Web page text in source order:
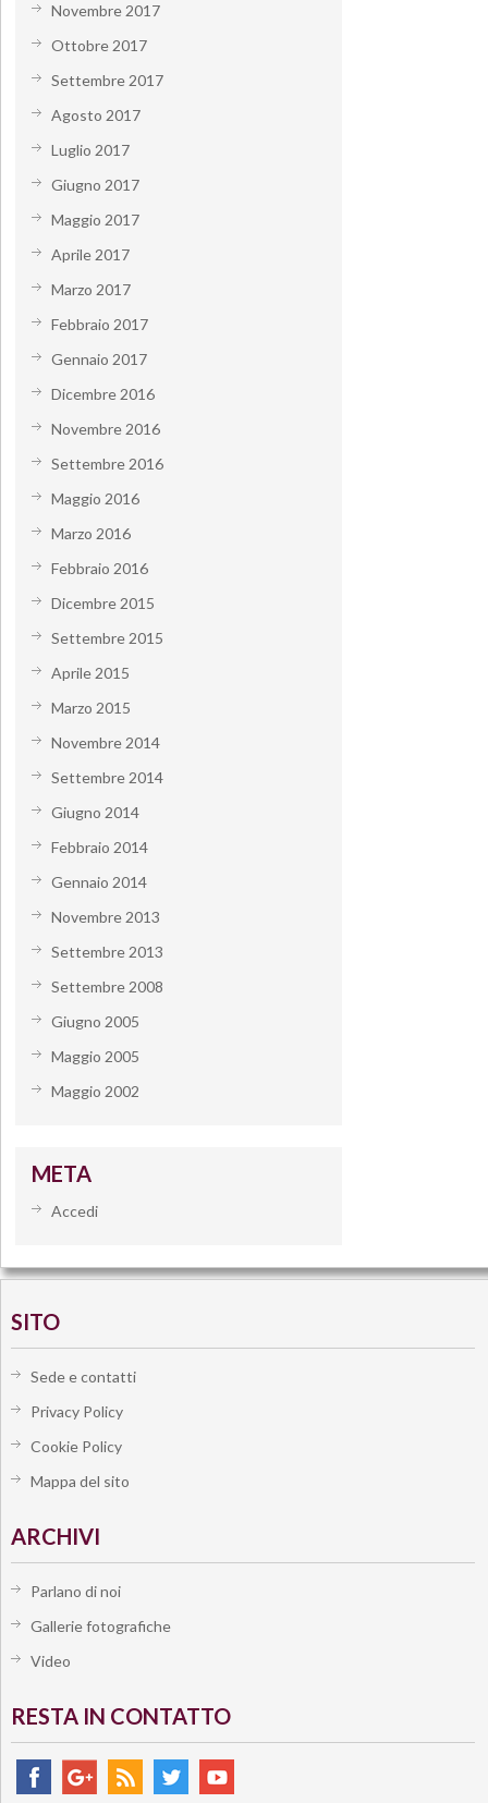
Novembre 2017
Ottobre 2017
Settembre 2017
Agosto 2017
Luglio 2017
Giugno 2017
Maggio 2017
Aprile 2017
Marzo 2017
Febbraio 2017
Gennaio 2017
Dicembre 2016
Novembre 2016
Settembre 2016
Maggio 2016
Marzo 2016
Febbraio 2016
Dicembre 2015
Settembre 2015
Aprile 2015
Marzo 2015
Novembre 2014
Settembre 2014
Giugno 2014
Febbraio 2014
Gennaio 2014
Novembre 2013
Settembre 2013
Settembre 2008
Giugno 2005
Maggio 2005
Maggio 2002
META
Accedi
SITO
Sede e contatti
Privacy Policy
Cookie Policy
Mappa del sito
ARCHIVI
Parlano di noi
Gallerie fotografiche
Video
RESTA IN CONTATTO